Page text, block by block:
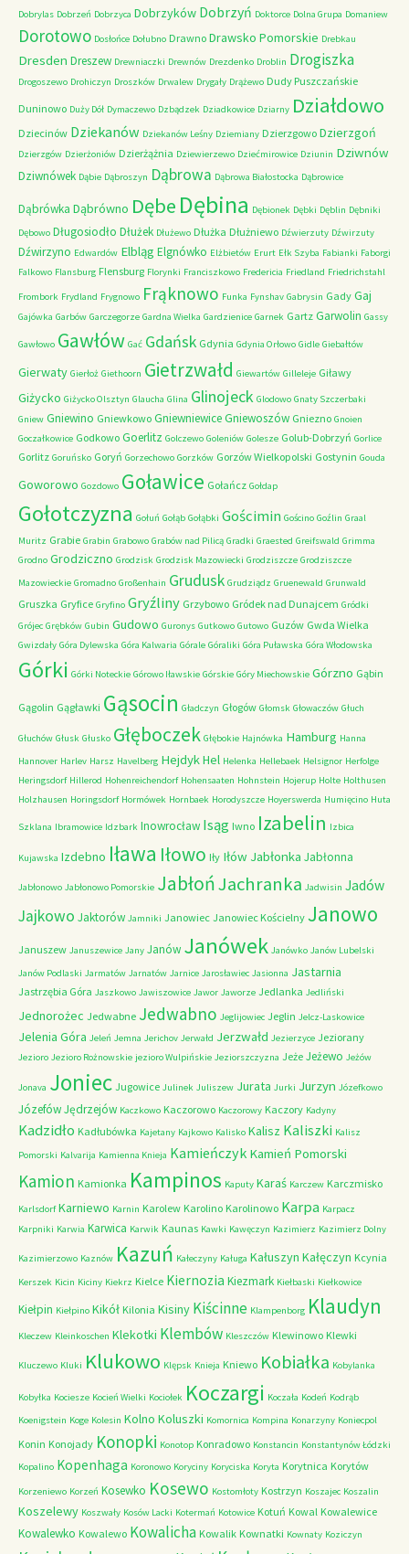
Dobrylas Dobrzeń Dobrzyca Dobrzyków Dobrzyń Doktorce Dolna Grupa Domaniew
Dorotowo Dosłońce Dołubno Drawno Drawsko Pomorskie Drebkau
Dresden Dreszew Drewniaczki Drewnów Drezdenko Droblin Drogiszka
Drogoszewo Drohiczyn Droszków Drwalew Drygały Drążewo Dudy Puszczańskie
Duninowo Duży Dół Dymaczewo Dzbądzek Dziadkowice Dziarny Działdowo
Dziecinów Dziekanów Dziekanów Leśny Dziemiany Dzierzgowo Dzierzgoń
Dzierzgów Dzierżoniów Dzierżążnia Dziewierzewo Dziećmirowice Dziunin Dziwnów
Dziwnówek Dąbie Dąbroszyn Dąbrowa Dąbrowa Białostocka Dąbrowice
Dąbrówka Dąbrówno Dębe Dębina Dębionek Dębki Dęblin Dębniki
Dębowo Długosiodło Dłużek Dłużewo Dłużka Dłużniewo Dźwierzuty Dźwirzuty
Dźwirzyno Edwardów Elbląg Elgnówko Elżbietów Erurt Ełk Szyba Fabianki Faborgi
Falkowo Flansburg Flensburg Florynki Franciszkowo Fredericia Friedland Friedrichstahl
Frombork Frydland Frygnowo Frąknowo Funka Fynshav Gabrysin Gady Gaj
Gajówka Garbów Garczegorze Gardna Wielka Gardzienice Garnek Gartz Garwolin Gassy
Gawłowo Gawłów Gać Gdańsk Gdynia Gdynia Orłowo Gidle Giebałtów
Gierwaty Gierłoż Giethoorn Gietrzwałd Giewartów Gilleleje Giławy
Giżycko Giżycko Olsztyn Glaucha Glina Glinojeck Glodowo Gnaty Szczerbaki
Gniew Gniewino Gniewkowo GniewniewiceGniewoszów Gniezno Gnoien
Goczałkowice Godkowo Goerlitz Golczewo Goleniów Golesze Golub-Dobrzyń Gorlice
Gorlitz Goruńsko Goryń Gorzechowo Gorzków Gorzów Wielkopolski Gostynin Gouda
Goworowo Gozdowo Goławice Gołańcz Gołdap
Gołotczyzna Gołuń Gołąb Gołąbki Gościmin Gościno Goźlin Graal
Muritz Grabie Grabin Grabowo Grabów nad Pilicą Gradki Graested Greifswald Grimma
Grodno Grodziczno Grodzisk Grodzisk Mazowiecki Grodziszcze Grodziszcze
Mazowieckie Gromadno Großenhain Grudusk Grudziądz Gruenewald Grunwald
Gruszka Gryfice Gryfino Gryźliny Grzybowo Gródek nad Dunajcem Gródki
Grójec Grębków Gubin Gudowo Guronys Gutkowo Gutowo Guzów Gwda Wielka
Gwizdały Góra Dylewska Góra Kalwaria Górale Góraliki Góra Puławska Góra Włodowska
Górki Górki Noteckie Górowo Iławskie Górskie Góry Miechowskie Górzno Gąbin
Gągolin Gągławki Gąsocin Gładczyn Głogów Głomsk Głowaczów Głuch
Głuchów Głusk Głusko Głęboczek Głębokie Hajnówka Hamburg Hanna
Hannover Harlev Harsz Havelberg HejdykHel Helenka Hellebaek Helsignor Herfolge
Heringsdorf Hillerod Hohenreichendorf Hohensaaten Hohnstein Hojerup Holte Holthusen
Holzhausen Horingsdorf Hormówek Hornbaek Horodyszcze Hoyerswerda Humięcino Huta
Szklana Ibramowice Idzbark Inowrocław Isąg Iwno Izabelin Izbica
Kujawska Izdebno Iława Iłowo Iły Iłów Jabłonka Jabłonna
Jabłonowo Jabłonowo Pomorskie JabłońJachranka Jadwisin Jadów
Jajkowo Jaktorów Jamniki Janowiec Janowiec Kościelny Janowo
Januszew Januszewice Jany Janów Janówek Janówko Janów Lubelski
Janów Podlaski Jarmatów Jarnatów Jarnice Jarosławiec Jasionna Jastarnia
Jastrzębia Góra Jaszkowo Jawiszowice Jawor Jaworze Jedlanka Jedliński
Jednorożec Jedwabne Jedwabno Jeglijowiec Jeglin Jelcz-Laskowice
Jelenia Góra Jeleń Jemna Jerichov Jerwałd Jerzwałd Jezierzyce Jeziorany
Jezioro Jezioro Rożnowskie jezioro Wulpińskie Jeziorszczyzna Jeże Jeżewo Jeżów
Jonava Joniec Jugowice Julinek Juliszew Jurata Jurki Jurzyn Józefkowo
JózefówJędrzejów Kaczkowo Kaczorowo Kaczorowy Kaczory Kadyny
Kadzidło Kadłubówka Kajetany Kajkowo Kalisko Kalisz Kaliszki Kalisz
Pomorski Kalvarija Kamienna Knieja Kamieńczyk Kamień Pomorski
Kamion Kamionka Kampinos Kaputy Karaś Karczew Karczmisko
Karlsdorf Karniewo Karnin Karolew Karolino Karolinowo Karpa Karpacz
Karpniki Karwia Karwica Karwik Kaunas Kawki Kawęczyn Kazimierz Kazimierz Dolny
Kazimierzowo Kaznów Kazuń Kałeczyny Kaługa Kałuszyn Kałęczyn Kcynia
Kerszek Kicin Kiciny Kiekrz Kielce Kiernozia Kiezmark Kiełbaski Kiełkowice
Kiełpin Kiełpino Kikół Kilonia Kisiny Kiścinne Klampenborg Klaudyn
Kleczew Kleinkoschen Klekotki Klembów Kleszczów Klewinowo Klewki
Kluczewo Kluki Klukowo Klępsk Knieja Kniewo Kobiałka Kobylanka
Kobyłka Kociesze Kocień Wielki Kociołek Koczargi Koczała Kodeń Kodrąb
Koenigstein Koge Kolesin Kolno Koluszki Komornica Kompina Konarzyny Koniecpol
Konin Konojady Konopki Konotop Konradowo Konstancin Konstantynów Łódzki
Kopalino Kopenhaga Koronowo Koryciny Koryciska Koryta Korytnica Korytów
Korzeniewo Korzeń Kosewko Kosewo Kostomłoty Kostrzyn Koszajec Koszalin
Koszelewy Koszwały Kosów Lacki Kotermań Kotowice Kotuń Kowal Kowalewice
Kowalewko Kowalewo Kowalicha Kowalik Kownatki Kownaty Koziczyn